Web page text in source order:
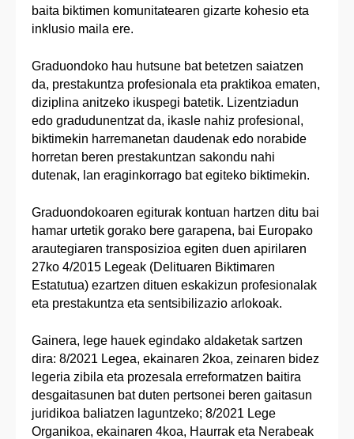
baita biktimen komunitatearen gizarte kohesio eta
inklusio maila ere.
Graduondoko hau hutsune bat betetzen saiatzen
da, prestakuntza profesionala eta praktikoa ematen,
diziplina anitzeko ikuspegi batetik. Lizentziadun
edo gradudunentzat da, ikasle nahiz profesional,
biktimekin harremanetan daudenak edo norabide
horretan beren prestakuntzan sakondu nahi
dutenak, lan eraginkorrago bat egiteko biktimekin.
Graduondokoaren egiturak kontuan hartzen ditu bai
hamar urtetik gorako bere garapena, bai Europako
arautegiaren transposizioa egiten duen apirilaren
27ko 4/2015 Legeak (Delituaren Biktimaren
Estatutua) ezartzen dituen eskakizun profesionalak
eta prestakuntza eta sentsibilizazio arlokoak.
Gainera, lege hauek egindako aldaketak sartzen
dira: 8/2021 Legea, ekainaren 2koa, zeinaren bidez
legeria zibila eta prozesala erreformatzen baitira
desgaitasunen bat duten pertsonei beren gaitasun
juridikoa baliatzen laguntzeko; 8/2021 Lege
Organikoa, ekainaren 4koa, Haurrak eta Nerabeak